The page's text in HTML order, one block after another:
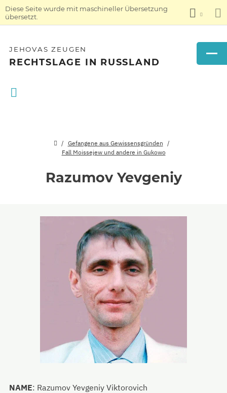
Diese Seite wurde mit maschineller Übersetzung
übersetzt.
JEHOVAS ZEUGEN
RECHTSLAGE IN RUSSLAND
Gefangene aus Gewissensgründen
Fall Moissejew und andere in Gukowo
Razumov Yevgeniy
NAME: Razumov Yevgeniy Viktorovich